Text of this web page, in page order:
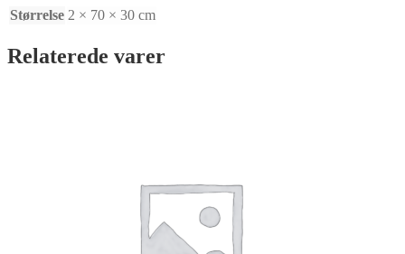
antal
Størrelse 2 × 70 × 30 cm
Relaterede varer